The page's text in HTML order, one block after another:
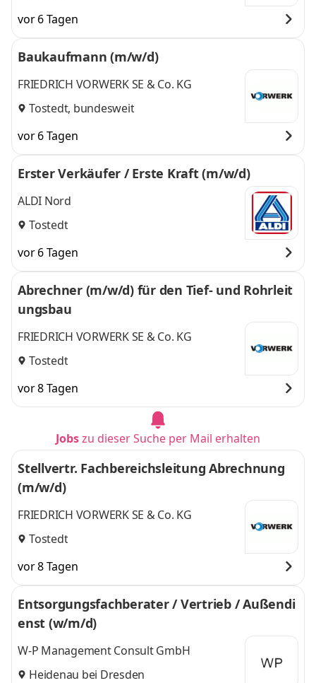
vor 6 Tagen
Baukaufmann (m/w/d)
FRIEDRICH VORWERK SE & Co. KG
Tostedt, bundesweit
vor 6 Tagen
Erster Verkäufer / Erste Kraft (m/w/d)
ALDI Nord
Tostedt
vor 6 Tagen
Abrechner (m/w/d) für den Tief- und Rohrleit
ungsbau
FRIEDRICH VORWERK SE & Co. KG
Tostedt
vor 8 Tagen
Jobszu dieser Suche per Mail erhalten
Stellvertr. Fachbereichsleitung Abrechnung
(m/w/d)
FRIEDRICH VORWERK SE & Co. KG
Tostedt
vor 8 Tagen
Entsorgungsfachberater / Vertrieb / Außendi
enst (w/m/d)
W-P Management Consult GmbH
Heidenau bei Dresden